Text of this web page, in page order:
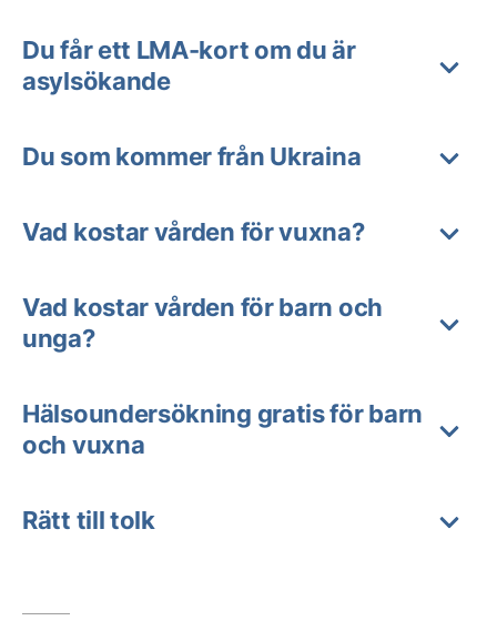
Du får ett LMA-kort om du är
asylsökande
Du som kommer från Ukraina
Vad kostar vården för vuxna?
Vad kostar vården för barn och
unga?
Hälsoundersökning gratis för barn
och vuxna
Rätt till tolk